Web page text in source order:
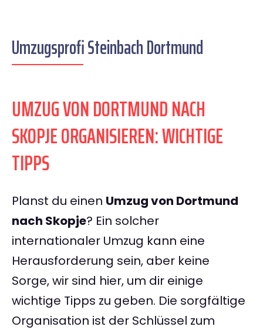
Umzugsprofi Steinbach Dortmund
UMZUG VON DORTMUND NACH
SKOPJE ORGANISIEREN: WICHTIGE
TIPPS
Planst du einen Umzug von Dortmund
nach Skopje? Ein solcher
internationaler Umzug kann eine
Herausforderung sein, aber keine
Sorge, wir sind hier, um dir einige
wichtige Tipps zu geben. Die sorgfältige
Organisation ist der Schlüssel zum